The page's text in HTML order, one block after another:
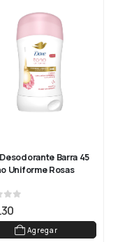
Barra 45
Uniforme Rosas
of 5
Agregar